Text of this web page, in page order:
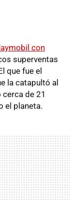
con
superventas
que fue el
la catapultó al
de 21
el planeta.